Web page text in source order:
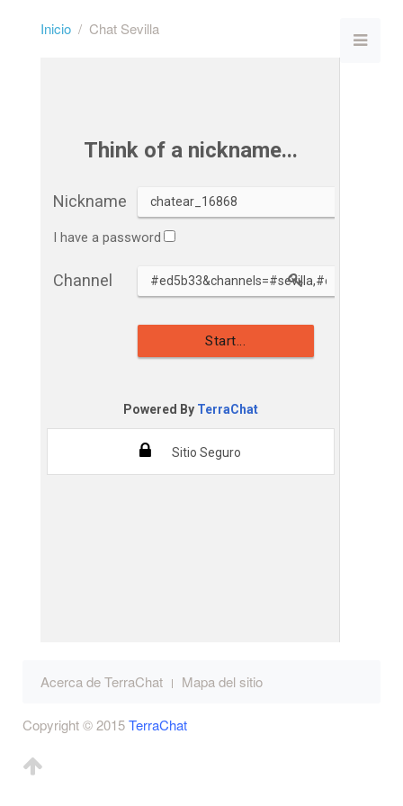
Inicio Chat Sevilla
Acerca de TerraChat Mapa del sitio
Copyright © 2015TerraChat